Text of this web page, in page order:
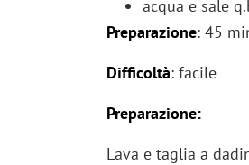
acqua e sale
Preparazione: 45
Difficoltà: facile
Preparazione:
Lava e taglia a